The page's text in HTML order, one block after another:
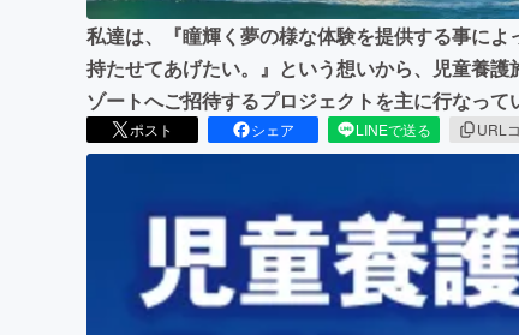
私達は、『瞳輝く夢の様な体験を提供する事に
持たせてあげたい。』という想いから、児童養
ゾートへご招待するプロジェクトを主に行なって
ポスト シェア LINEで送る URL